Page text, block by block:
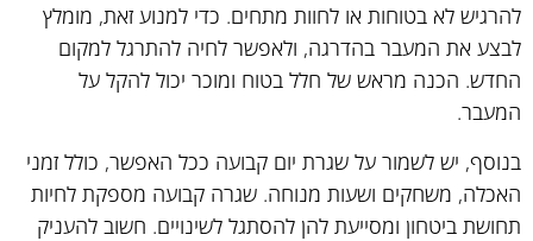
להרגיש לא בטוחות או לחוות מתחים. כדי למנוע זאת, מומלץ
לבצע את המעבר בהדרגה, ולאפשר לחיה להתרגל למקום
החדש. הכנה מראש של חלל בטוח ומוכר יכול להקל על
המעבר.
בנוסף, יש לשמור על שגרת יום קבועה ככל האפשר, כולל זמני
האכלה, משחקים ושעות מנוחה. שגרה קבועה מספקת לחיות
תחושת ביטחון ומסייעת להן להסתגל לשינויים. חשוב להעניק